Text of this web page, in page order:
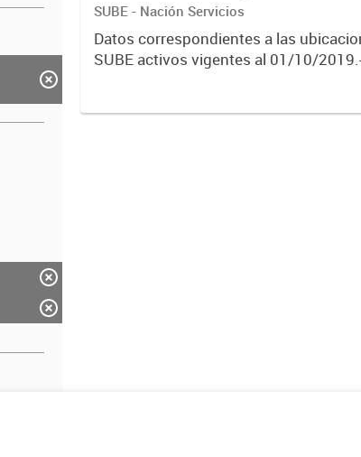
SUBE - Nación Servicios
Datos correspondientes a las
SUBE activos vigentes al 01/10/